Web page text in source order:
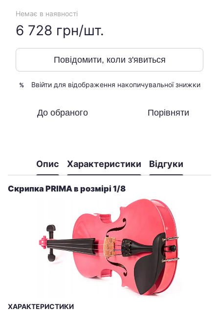
Немає в наявності
6 728 грн/шт.
Повідомити, коли з'явиться
% Ввійти для відображення накопичувальної знижки
До обраного Порівняти
Опис Характеристики Відгуки
Скрипка PRIMA в розмірі 1/8
ХАРАКТЕРИСТИКИ